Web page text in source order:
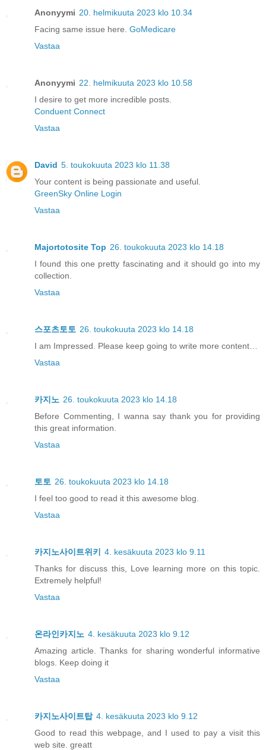
Anonyymi 20. helmikuuta 2023 klo 10.34
Facing same issue here. GoMedicare
Vastaa
Anonyymi 22. helmikuuta 2023 klo 10.58
I desire to get more incredible posts.
Conduent Connect
Vastaa
David 5. toukokuuta 2023 klo 11.38
Your content is being passionate and useful.
GreenSky Online Login
Vastaa
Majortotosite Top 26. toukokuuta 2023 klo 14.18
I found this one pretty fascinating and it should go into my
collection.
Vastaa
스포츠토토 26. toukokuuta 2023 klo 14.18
I am Impressed. Please keep going to write more content…
Vastaa
카지노 26. toukokuuta 2023 klo 14.18
Before Commenting, I wanna say thank you for providing
this great information.
Vastaa
토토 26. toukokuuta 2023 klo 14.18
I feel too good to read it this awesome blog.
Vastaa
카지노사이트위키
4. kesäkuuta 2023 klo 9.11
Thanks for discuss this, Love learning more on this topic.
Extremely helpful!
Vastaa
온라인카지노 4. kesäkuuta 2023 klo 9.12
Amazing article. Thanks for sharing wonderful informative
blogs. Keep doing it
Vastaa
카지노사이트탑 4. kesäkuuta 2023 klo 9.12
Good to read this webpage, and I used to pay a visit this
web site. greatt